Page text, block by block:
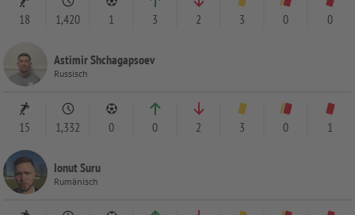
18 1,420 1 3 2 3 0 0
Astimir Shchagapsoev
Russisch
15 1,332 0 0 2 3 0 1
Ionut Suru
Rumänisch